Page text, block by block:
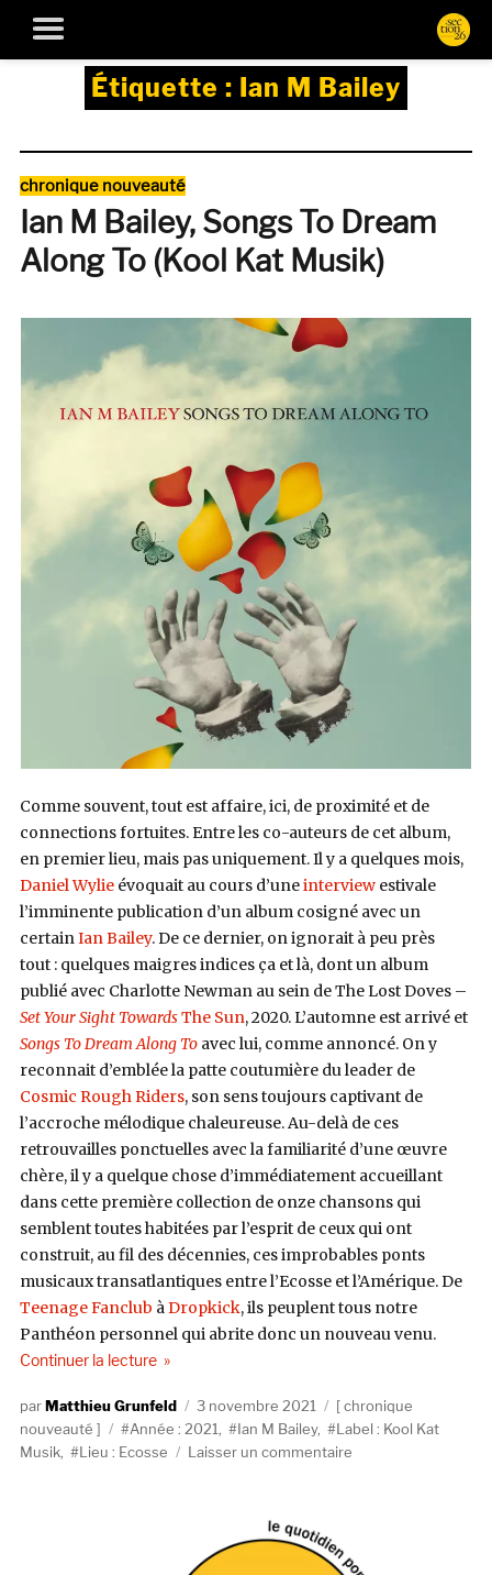
Étiquette : Ian M Bailey
Catégories
chronique nouveauté
Ian M Bailey, Songs To Dream
Along To (Kool Kat Musik)
Comme souvent, tout est affaire, ici, de proximité et de
connections fortuites. Entre les co-auteurs de cet album,
en premier lieu, mais pas uniquement. Il y a quelques mois,
Daniel Wylieévoquait au cours d’uneinterviewestivale
l’imminente publication d’un album cosigné avec un
certainIan Bailey. De ce dernier, on ignorait à peu près
tout : quelques maigres indices ça et là, dont un album
publié avec Charlotte Newman au sein de The Lost Doves –
Set Your Sight TowardsThe Sun, 2020. L’automne est arrivé et
Songs To Dream Along Toavec lui, comme annoncé. On y
reconnait d’emblée la patte coutumière du leader de
Cosmic Rough Riders, son sens toujours captivant de
l’accroche mélodique chaleureuse. Au-delà de ces
retrouvailles ponctuelles avec la familiarité d’une œuvre
chère, il y a quelque chose d’immédiatement accueillant
dans cette première collection de onze chansons qui
semblent toutes habitées par l’esprit de ceux qui ont
construit, au fil des décennies, ces improbables ponts
musicaux transatlantiques entre l’Ecosse et l’Amérique. De
Teenage Fanclub àDropkick, ils peuplent tous notre
Panthéon personnel qui abrite donc un nouveau venu.
Continuer la lecturede « Ian M Bailey, Songs To Dream Along To
AuteurMatthieu Grunfeld
Publié
le
3 novembre 2021 Catégories
chronique
nouveauté
Étiquettes
Année : 2021, Ian M Bailey,
Label : Kool Kat
Musik, Lieu : Ecosse Laisser un commentaire
To